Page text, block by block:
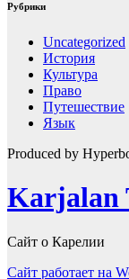
Рубрики
Uncategorized
История
Культура
Право
Путешествие
Язык
Produced by
Karjalan
Сайт о Карелии
Сайт работает на